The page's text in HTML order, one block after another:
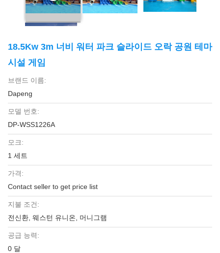
18.5Kw 3m 너비 워터 파크 슬라이드 오락 공원 테마
시설 게임
브랜드 이름:
Dapeng
모델 번호:
DP-WSS1226A
모크:
1 세트
가격:
Contact seller to get price list
지불 조건:
전신환, 웨스턴 유니온, 머니그램
공급 능력:
0 달